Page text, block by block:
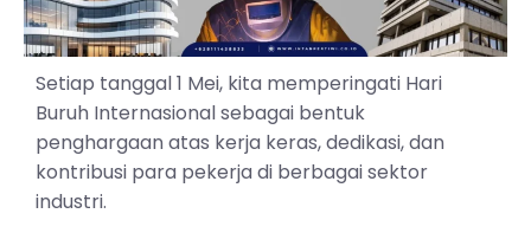
Setiap tanggal 1 Mei, kita memperingati Hari
Buruh Internasional sebagai bentuk
penghargaan atas kerja keras, dedikasi, dan
kontribusi para pekerja di berbagai sektor
industri.